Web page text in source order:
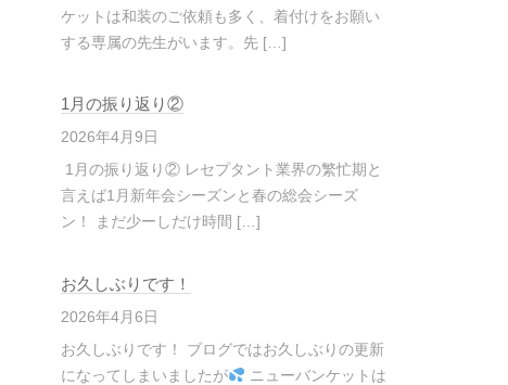
ケットは和装のご依頼も多く、着付けをお願い
する専属の先生がいます。先 […]
1月の振り返り②
2026年4月9日
1月の振り返り② レセプタント業界の繁忙期と
言えば1月新年会シーズンと春の総会シーズ
ン！ まだ少ーしだけ時間 […]
お久しぶりです！
2026年4月6日
お久しぶりです！ ブログではお久しぶりの更新
になってしまいましたが
ニューバンケットは